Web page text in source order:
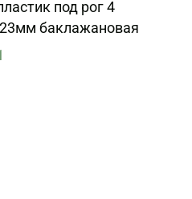
под рог 4
баклажановая